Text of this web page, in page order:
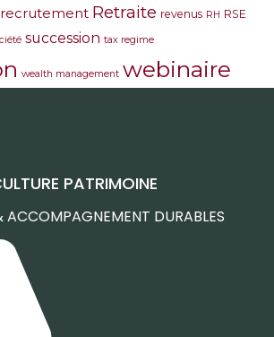
recrutement Retraite revenus RH RSE
succession tax regime
wealth management webinaire
PATRIMOINE
ACCOMPAGNEMENT DURABLES